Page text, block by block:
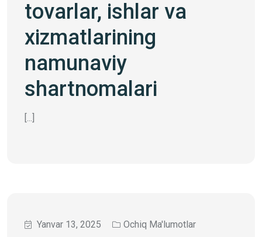
tovarlar, ishlar va
xizmatlarining
namunaviy
shartnomalari
[...]
Yanvar 13, 2025 Ochiq Ma'lumotlar